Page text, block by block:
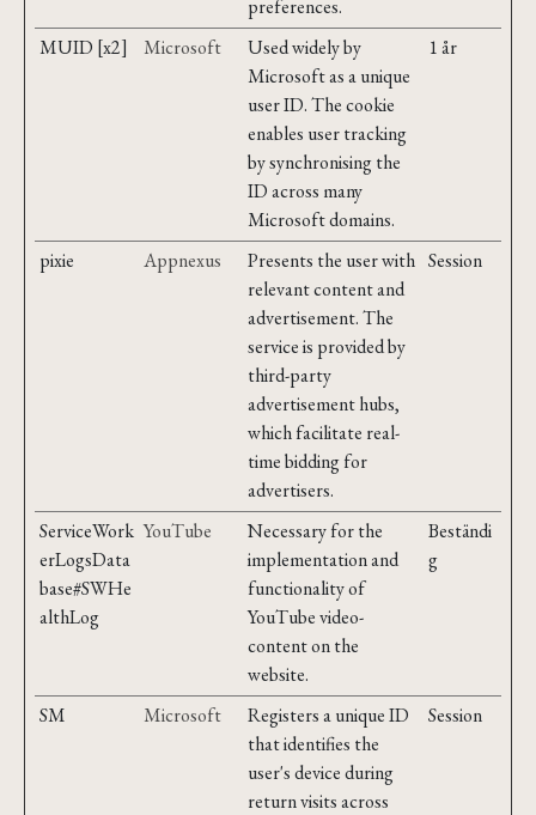
preferences.
MUID [x2] Microsoft
Used widely by
Microsoft as a unique
user ID. The cookie
enables user tracking
by synchronising the
ID across many
Microsoft domains.
1 år
pixie Appnexus
Presents the user with
relevant content and
advertisement. The
service is provided by
third-party
advertisement hubs,
which facilitate real-
time bidding for
advertisers.
Session
ServiceWork
erLogsData
base#SWHe
althLog
YouTube
Necessary for the
implementation and
functionality of
YouTube video-
content on the
website.
Beständi
g
SM Microsoft
Registers a unique ID
that identifies the
user's device during
return visits across
Session